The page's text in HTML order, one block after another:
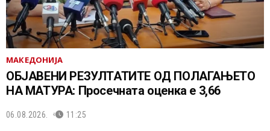
МАКЕДОНИЈА
ОБЈАВЕНИ РЕЗУЛТАТИТЕ ОД ПОЛАГАЊЕТО
НА МАТУРА: Просечната оценка е 3,66
06.08.2026. 11:25